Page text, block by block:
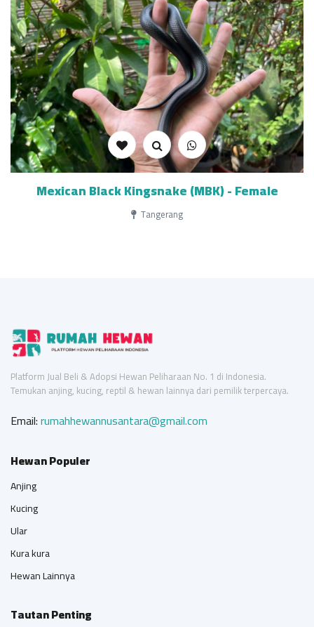
Mexican Black Kingsnake (MBK) - Female
Tangerang
Platform Jual Beli & Adopsi Hewan Peliharaan No. 1 di Indonesia.
Temukan anjing, kucing, reptil & hewan lainnya dari pemilik terpercaya.
Email:rumahhewannusantara@gmail.com
Hewan Populer
Anjing
Kucing
Ular
Kura kura
Hewan Lainnya
Tautan Penting